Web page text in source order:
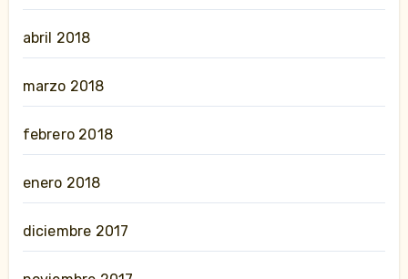
abril 2018
marzo 2018
febrero 2018
enero 2018
diciembre 2017